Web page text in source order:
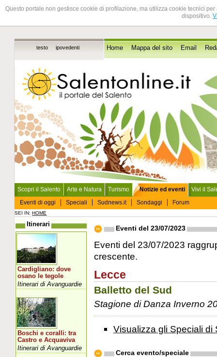
Questo portale non gestisce cookie di profilazione, ma utilizza cookie tecnici
dispositivo.
testo ipovedenti Home Mappa del sito Email
Scopri il Salento Arte e Natura Turismo
Notizie ed eventi
Eventi di oggi
Speciali Sudnews.it Sondaggi Forum
Vivi il
SEI IN:HOME
Eventi del 23/07/2023
Eventi del 23/07/2023
crescente.
Lecce
Balletto del Sud
Stagione di Danza Inverno
Visualizza gli Speciali di
Cerca evento/speciale
Itinerari
Cardigliano: dove
osano le tegole
Itinerari di Avanguardie
Boschi e coralli: tra
Castro e Acquaviva
Itinerari di Avanguardie